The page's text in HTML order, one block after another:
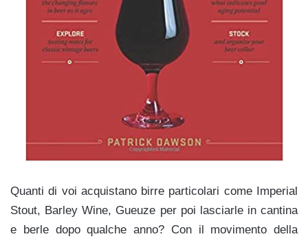
Quanti di voi acquistano birre particolari come Imperial
Stout, Barley Wine, Gueuze per poi lasciarle in cantina
e berle dopo qualche anno? Con il movimento della